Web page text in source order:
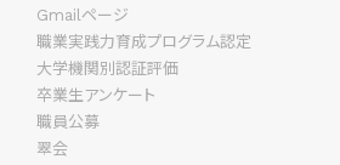
Gmailページ
職業実践力育成プログラム認定
大学機関別認証評価
卒業生アンケート
職員公募
翠会